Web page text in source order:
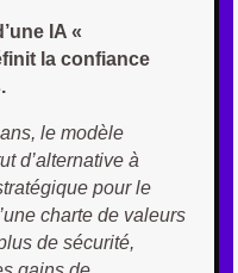
IA «
la confiance
le modèle
d’alternative à
pour le
charte de valeurs
de sécurité,